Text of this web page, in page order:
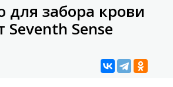
для забора крови
Seventh Sense